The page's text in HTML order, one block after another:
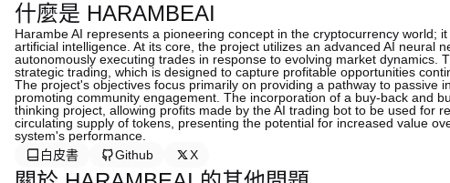
什麼是 HARAMBEAI
Harambe AI represents a pioneering concept in the cryptocurrency world;
artificial intelligence. At its core, the project utilizes an advanced AI neural
autonomously executing trades in response to evolving market dynamics.
strategic trading, which is designed to capture profitable opportunities
The project's objectives focus primarily on providing a pathway to passive
promoting community engagement. The incorporation of a buy-back and
thinking project, allowing profits made by the AI trading bot to be used for
circulating supply of tokens, presenting the potential for increased value
system's performance.
白皮書
Github X